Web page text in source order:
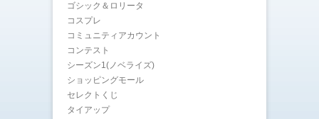
ゴシック＆ロリータ
コスプレ
コミュニティアカウント
コンテスト
シーズン1(ノベライズ)
ショッピングモール
セレクトくじ
タイアップ